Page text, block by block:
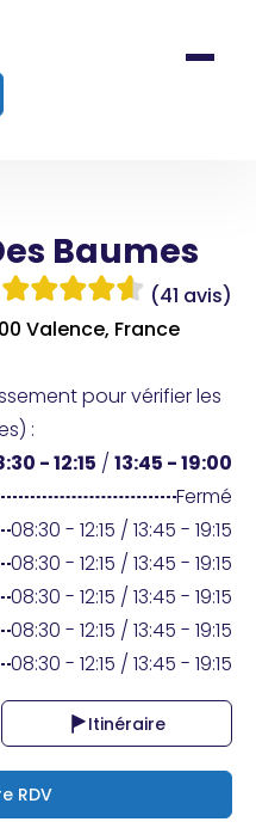
?
Baumes
(41 avis)
Valence, France
pour vérifier les
:
- 12:15 / 13:45 - 19:00
Fermé
08:30 - 12:15 / 13:45 - 19:15
08:30 - 12:15 / 13:45 - 19:15
08:30 - 12:15 / 13:45 - 19:15
08:30 - 12:15 / 13:45 - 19:15
08:30 - 12:15 / 13:45 - 19:15
Itinéraire
RDV